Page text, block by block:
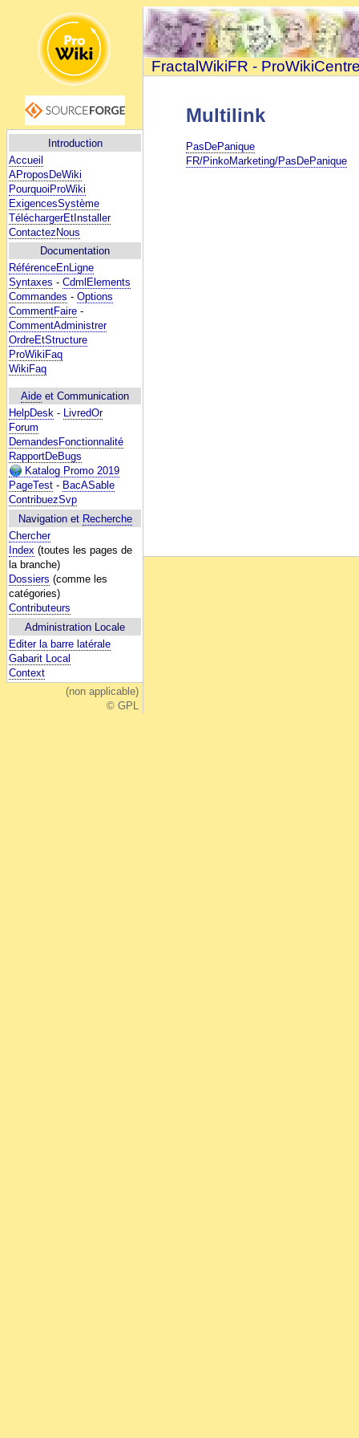
Introduction
Accueil
AProposDeWiki
PourquoiProWiki
ExigencesSystème
TéléchargerEtInstaller
ContactezNous
Documentation
RéférenceEnLigne
Syntaxes - CdmlElements
Commandes - Options
CommentFaire -
CommentAdministrer
OrdreEtStructure
ProWikiFaq
WikiFaq
Aide et Communication
HelpDesk - LivredOr
Forum
DemandesFonctionnalité
RapportDeBugs
Katalog Promo 2019
PageTest - BacASable
ContribuezSvp
Navigation et Recherche
Chercher
Index (toutes les pages de
la branche)
Dossiers (comme les
catégories)
Contributeurs
Administration Locale
Editer la barre latérale
Gabarit Local
Context
(non applicable)
© GPL
FractalWikiFR -
Multilink
PasDePanique
FR/PinkoMarketing/PasDePanique